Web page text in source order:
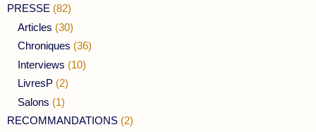
PRESSE (82)
Articles (30)
Chroniques (36)
Interviews (10)
LivresP (2)
Salons (1)
RECOMMANDATIONS (2)